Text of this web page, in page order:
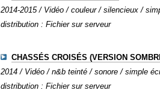
2014-2015 / Vidéo / couleur / silencieux /
distribution : Fichier sur serveur
CHASSÉS CROISÉS (VERSION
2014 / Vidéo / n&b teinté / sonore / simple
distribution : Fichier sur serveur